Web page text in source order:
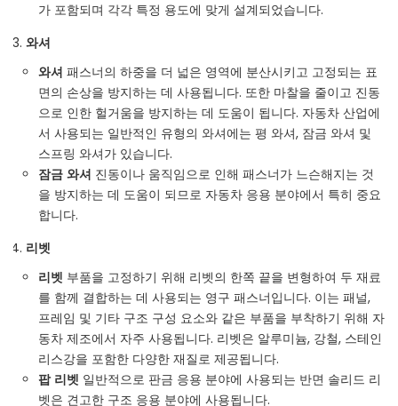
가 포함되며 각각 특정 용도에 맞게 설계되었습니다.
와셔
와셔 패스너의 하중을 더 넓은 영역에 분산시키고 고정되는 표
면의 손상을 방지하는 데 사용됩니다. 또한 마찰을 줄이고 진동
으로 인한 헐거움을 방지하는 데 도움이 됩니다. 자동차 산업에
서 사용되는 일반적인 유형의 와셔에는 평 와셔, 잠금 와셔 및
스프링 와셔가 있습니다.
잠금 와셔 진동이나 움직임으로 인해 패스너가 느슨해지는 것
을 방지하는 데 도움이 되므로 자동차 응용 분야에서 특히 중요
합니다.
리벳
리벳 부품을 고정하기 위해 리벳의 한쪽 끝을 변형하여 두 재료
를 함께 결합하는 데 사용되는 영구 패스너입니다. 이는 패널,
프레임 및 기타 구조 구성 요소와 같은 부품을 부착하기 위해 자
동차 제조에서 자주 사용됩니다. 리벳은 알루미늄, 강철, 스테인
리스강을 포함한 다양한 재질로 제공됩니다.
팝 리벳 일반적으로 판금 응용 분야에 사용되는 반면 솔리드 리
벳은 견고한 구조 응용 분야에 사용됩니다.